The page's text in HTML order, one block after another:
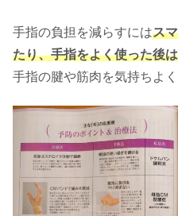
手指の負担を減らすにはス
たり、手指をよく使った後
手指の腱や筋肉を気持ちよ